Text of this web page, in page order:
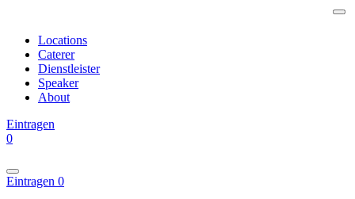
Locations
Caterer
Dienstleister
Speaker
About
Eintragen
0
Eintragen 0